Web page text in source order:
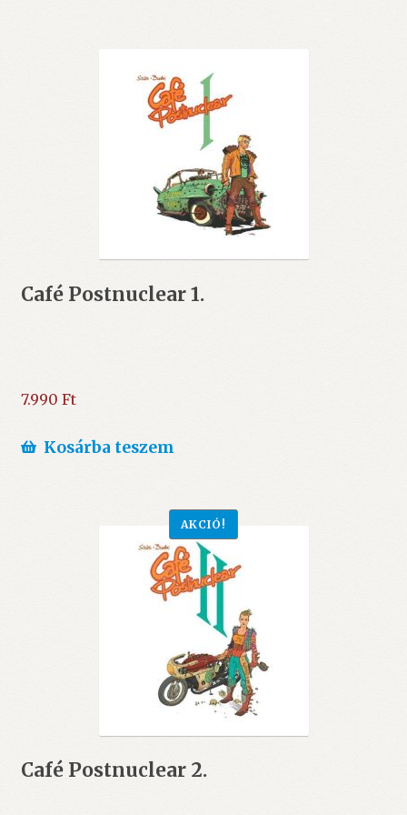
Café Postnuclear 1.
7.990 Ft
Kosárba teszem
Café Postnuclear 2.
AKCIÓ!